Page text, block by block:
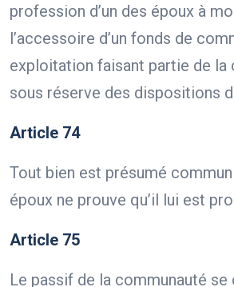
profession d’un des époux à
l’accessoire d’un fonds de
exploitation faisant partie de la
sous réserve des dispositions
Article 74
Tout bien est présumé commun
époux ne prouve qu’il lui est
Article 75
Le passif de la communauté